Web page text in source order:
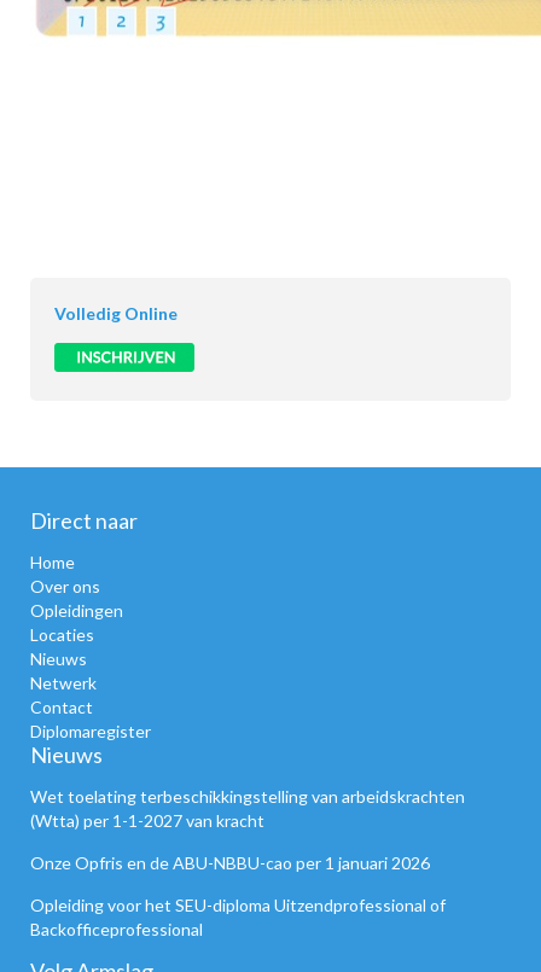
Volledig Online
Direct naar
Home
Over ons
Opleidingen
Locaties
Nieuws
Netwerk
Contact
Diplomaregister
Nieuws
Wet toelating terbeschikkingstelling van arbeidskrachten
(Wtta) per 1-1-2027 van kracht
Onze Opfris en de ABU-NBBU-cao per 1 januari 2026
Opleiding voor het SEU-diploma Uitzendprofessional of
Backofficeprofessional